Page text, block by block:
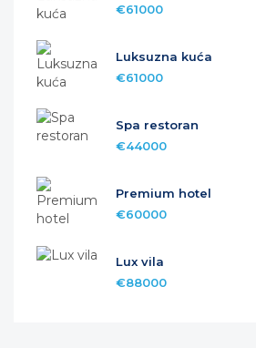
€61000
Luksuzna kuća
€61000
Spa restoran
€44000
Premium hotel
€60000
Lux vila
€88000